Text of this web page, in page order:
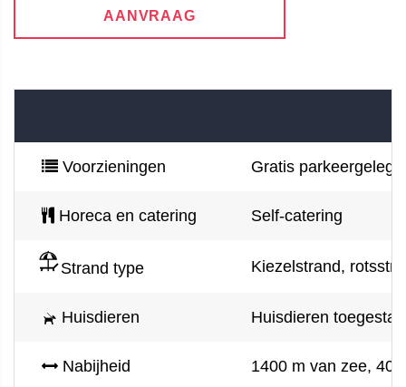
AANVRAAG
Voorzieningen Gratis
Horeca en catering Self-catering
Strand type Kiezelstrand,
Huisdieren Huisdieren
Nabijheid 1400 m van zee,